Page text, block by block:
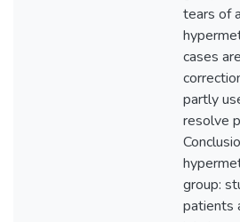
tears of
cases
partly
resolve
group:
patients